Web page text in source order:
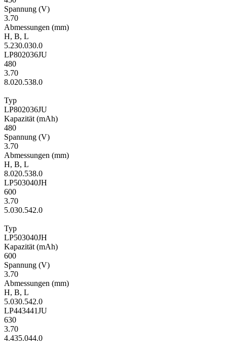
Span­nung (V)
3.70
Ab­mes­sungen (mm)
H, B, L
5.230.030.0
LP802036JU
480
3.70
8.020.538.0
Typ
LP802036JU
Kapa­zität (mAh)
480
Span­nung (V)
3.70
Ab­mes­sungen (mm)
H, B, L
8.020.538.0
LP503040JH
600
3.70
5.030.542.0
Typ
LP503040JH
Kapa­zität (mAh)
600
Span­nung (V)
3.70
Ab­mes­sungen (mm)
H, B, L
5.030.542.0
LP443441JU
630
3.70
4.435.044.0